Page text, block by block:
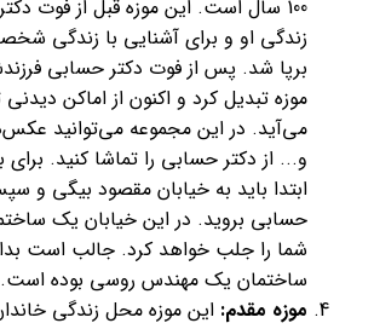
100 سال است. این موزه قبل از فوت
زندگی او و برای آشنایی با زندگی
برپا شد. پس از فوت دکتر حسابی
موزه تبدیل کرد و اکنون از اماکن
می‌آید. در این مجموعه می‌توانید
و... از دکتر حسابی را تماشا کنید. برای
ابتدا باید به خیابان مقصود بیگی و
حسابی بروید. در این خیابان یک
شما را جلب خواهد کرد. جالب است
ساختمان یک مهندس روسی بوده است.
موزه مقدم: این موزه محل زندگی